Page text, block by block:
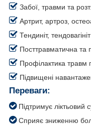
Забої, травми та
Артрит, артроз,
Тендиніт, тендовагініт
Посттравматична та
Профілактика травм
Підвищені
Переваги:
Підтримує ліктьовий
Сприяє зниженню